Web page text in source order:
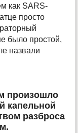
как SARS-
просто
было простой,
назвали
произошло
капельной
разброса